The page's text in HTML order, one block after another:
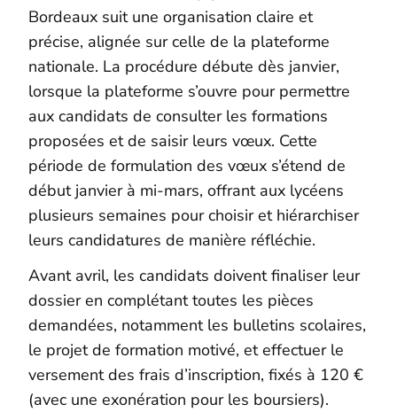
Bordeaux suit une organisation claire et
précise, alignée sur celle de la plateforme
nationale. La procédure débute dès janvier,
lorsque la plateforme s’ouvre pour permettre
aux candidats de consulter les formations
proposées et de saisir leurs vœux. Cette
période de formulation des vœux s’étend de
début janvier à mi-mars, offrant aux lycéens
plusieurs semaines pour choisir et hiérarchiser
leurs candidatures de manière réfléchie.
Avant avril, les candidats doivent finaliser leur
dossier en complétant toutes les pièces
demandées, notamment les bulletins scolaires,
le projet de formation motivé, et effectuer le
versement des frais d’inscription, fixés à 120 €
(avec une exonération pour les boursiers).